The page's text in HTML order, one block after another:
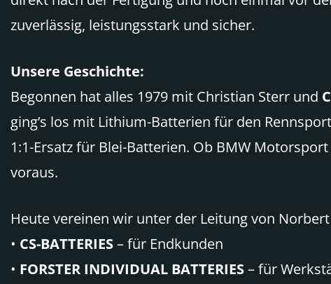
zuverlässig, leistungsstark und sicher.
Unsere Geschichte:
Begonnen hat alles 1979 mit Christian Sterr und
ging’s los mit Lithium-Batterien für den
1:1-Ersatz für Blei-Batterien. Ob BMW
voraus.
Heute vereinen wir unter der Leitung von
• CS-BATTERIES– für Endkunden
• FORSTER INDIVIDUAL BATTERIES– für